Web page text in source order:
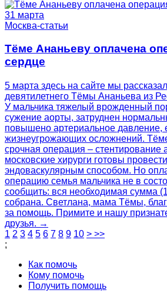
31 марта
Москва-статьи
Тёме Ананьеву оплачена
сердце
5 марта здесь на сайте мы
девятилетнего Тёмы Ананьева из
У мальчика тяжелый врожденный
сужение аорты, затруднен
повышено артериальное давление,
жизнеугрожающих осложнений.
срочная операция – стентирование
московские хирурги готовы
эндоваскулярным способом. Но
операцию семья мальчика не в
сообщить: вся необходимая сумма
собрана. Светлана, мама Тёмы,
за помощь. Примите и нашу
друзья. →
1 2 3 4 5 6 7 8 9 10 > >>
;
Как помочь
Кому помочь
Получить помощь